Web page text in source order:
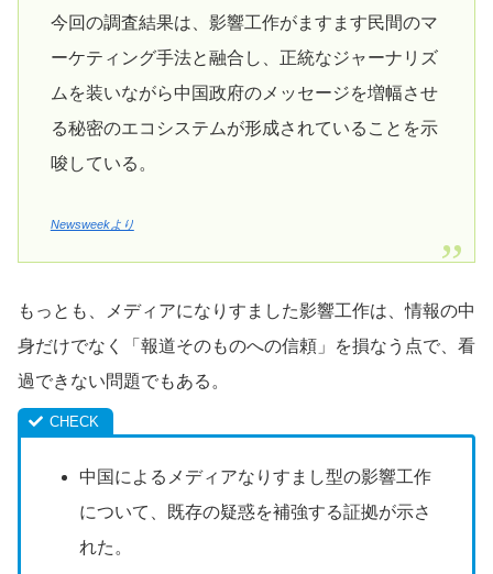
今回の調査結果は、影響工作がますます民間のマ
ーケティング手法と融合し、正統なジャーナリズ
ムを装いながら中国政府のメッセージを増幅させ
る秘密のエコシステムが形成されていることを示
唆している。
Newsweekより
もっとも、メディアになりすました影響工作は、情報の中
身だけでなく「報道そのものへの信頼」を損なう点で、看
過できない問題でもある。
中国によるメディアなりすまし型の影響工作
について、既存の疑惑を補強する証拠が示さ
れた。